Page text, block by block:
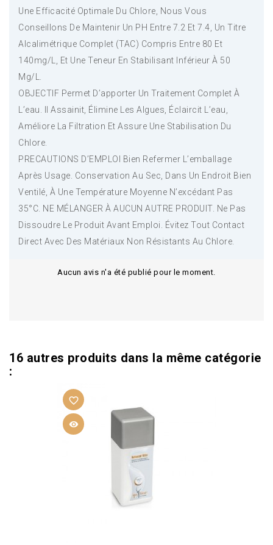
Une Efficacité Optimale Du Chlore, Nous Vous
Conseillons De Maintenir Un PH Entre 7.2 Et 7.4, Un Titre
Alcalimétrique Complet (TAC) Compris Entre 80 Et
140mg/L, Et Une Teneur En Stabilisant Inférieur À 50
Mg/L.
OBJECTIF Permet D’apporter Un Traitement Complet À
L’eau. Il Assainit, Élimine Les Algues, Éclaircit L’eau,
Améliore La Filtration Et Assure Une Stabilisation Du
Chlore.
PRECAUTIONS D’EMPLOI Bien Refermer L’emballage
Après Usage. Conservation Au Sec, Dans Un Endroit Bien
Ventilé, À Une Température Moyenne N’excédant Pas
35°C. NE MÉLANGER À AUCUN AUTRE PRODUIT. Ne Pas
Dissoudre Le Produit Avant Emploi. Évitez Tout Contact
Direct Avec Des Matériaux Non Résistants Au Chlore.
Aucun avis n'a été publié pour le moment.
16 autres produits dans la même catégorie
:

favorite_border